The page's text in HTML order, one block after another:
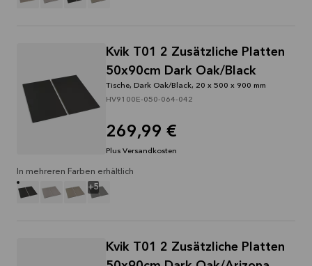
Kvik T01 2 Zusätzliche Platten
50x90cm Dark Oak/Black
Tische, Dark Oak/Black, 20 x 500 x 900 mm
HV9100E-050-064-042
269,99 €
Plus Versandkosten
In mehreren Farben erhältlich
+5
Kvik T01 2 Zusätzliche Platten